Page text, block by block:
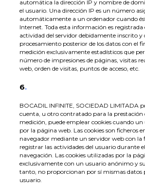
automática la dirección IP y nombre de
el usuario. Una dirección IP es un número
automáticamente a un ordenador cuando
Internet. Toda esta información es registrada
actividad del servidor debidamente inscrito y
procesamiento posterior de los datos con el
medición exclusivamente estadísticos que
número de impresiones de páginas, visitas
web, orden de visitas, puntos de acceso, etc.
6.
BOCADIL INFINITE, SOCIEDAD LIMITADA
cuenta, u otro contratado para la prestación
medición, puede emplear cookies cuando
por la página web. Las cookies son ficheros
navegador mediante un servidor web con la
registrar las actividades del usuario durante
navegación. Las cookies utilizadas por la
exclusivamente con un usuario anónimo y
tanto, no proporcionan por sí mismas datos
usuario.